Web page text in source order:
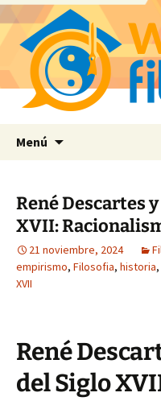
Menú
René Descartes
XVII:
21 noviembre, 2024
empirismo, Filosofia, historia,
XVII
René
del Siglo